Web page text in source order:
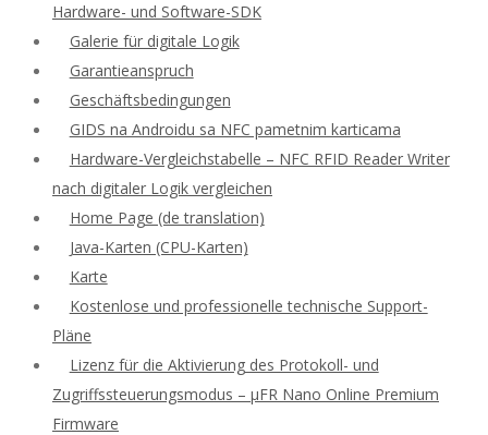
Hardware- und Software-SDK
Galerie für digitale Logik
Garantieanspruch
Geschäftsbedingungen
GIDS na Androidu sa NFC pametnim karticama
Hardware-Vergleichstabelle – NFC RFID Reader Writer
nach digitaler Logik vergleichen
Home Page (de translation)
Java-Karten (CPU-Karten)
Karte
Kostenlose und professionelle technische Support-
Pläne
Lizenz für die Aktivierung des Protokoll- und
Zugriffssteuerungsmodus – μFR Nano Online Premium
Firmware